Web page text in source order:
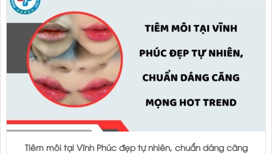
Tiêm môi tại Vĩnh Phúc đẹp tự nhiên, chuẩn dáng căng